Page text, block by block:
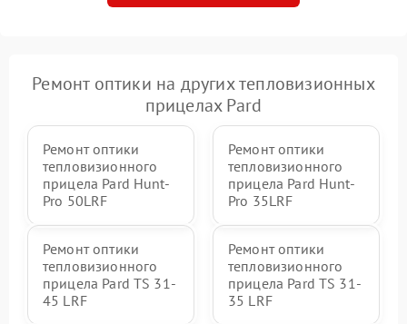
Ремонт оптики на других тепловизионных
прицелах Pard
Ремонт оптики
тепловизионного
прицела Pard Hunt-
Pro 50LRF
Ремонт оптики
тепловизионного
прицела Pard Hunt-
Pro 35LRF
Ремонт оптики
тепловизионного
прицела Pard TS 31-
45 LRF
Ремонт оптики
тепловизионного
прицела Pard TS 31-
35 LRF